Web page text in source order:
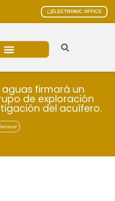
ELECTRONIC OFFICE
firmará un
de exploración
del acuífero.